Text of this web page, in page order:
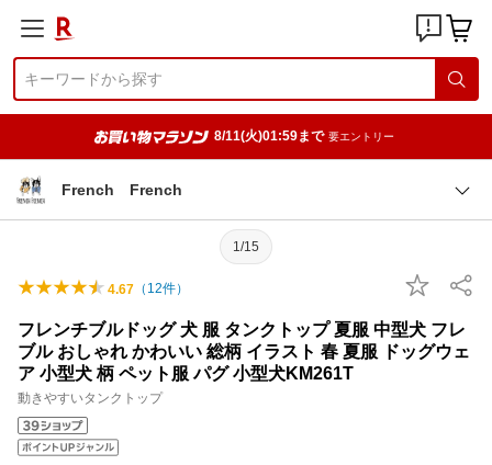
8/11(火)01:59まで 要エントリー
French French
1/15
4.67 （ 12件）
フレンチブルドッグ 犬 服 タンクトップ 夏服 中型犬 フレ
ブル おしゃれ かわいい 総柄 イラスト 春 夏服 ドッグウェ
ア 小型犬 柄 ペット服 パグ 小型犬KM261T
動きやすいタンクトップ